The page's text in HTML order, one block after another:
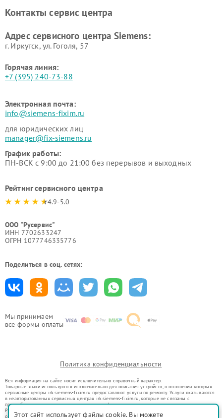
Мы принимаем
все формы оплаты
Siemens
Siemens
Siemens
Siemens
Контакты сервис центра
Адрес сервисного центра Siemens:
г. Иркутск, ул. ​Гоголя, 57
Горячая линия:
+7 (395) 240-73-88
Электронная почта:
info@siemens-fixim.ru
для юридических лиц
manager@fix-siemens.ru
График работы:
ПН-ВСК с 9:00 до 21:00 без перерывов и выходных
Рейтинг сервисного центра
4.9-5.0
ООО "Русервис"
ИНН 7702633247
ОГРН 1077746335776
Поделиться в соц. сетях:
Политика конфиденциальности
Вся информация на сайте носит исключительно справочный характер.
Товарные знаки используются исключительно для описания устройств, в отношении которых
сервисные центры irk.siemens-fixim.ru предоставляют услуги по ремонту. Услуги оказываются
в неавторизованных сервисных центрах irk.siemens-fixim.ru, которые не связаны с
правообладателями товарных знаков или их официальными представителями.
Ремонт осуществляется для устройств, уже введенных в гражданский оборот в соответствии
со статьей 1487 ГК РФ.
Этот сайт использует файлы cookie. Вы можете